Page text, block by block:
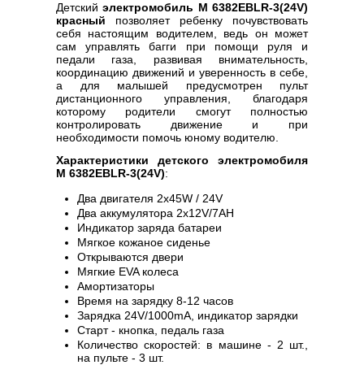
Детскийэлектромобиль M 6382EBLR-3(24V)
красный позволяет ребенку почувствовать
себя настоящим водителем, ведь он может
сам управлять багги при помощи руля и
педали газа, развивая внимательность,
координацию движений и уверенность в себе,
а для малышей предусмотрен пульт
дистанционного управления, благодаря
которому родители смогут полностью
контролировать движение и при
необходимости помочь юному водителю.
Характеристики детского электромобиля
M 6382EBLR-3(24V):
Два двигателя 2х45W / 24V
Два аккумулятора 2х12V/7AH
Индикатор заряда батареи
Мягкое кожаное сиденье
Открываются двери
Мягкие EVA колеса
Амортизаторы
Время на зарядку 8-12 часов
Зарядка 24V/1000mA, индикатор зарядки
Старт - кнопка, педаль газа
Количество скоростей: в машине - 2 шт.,
на пульте - 3 шт.